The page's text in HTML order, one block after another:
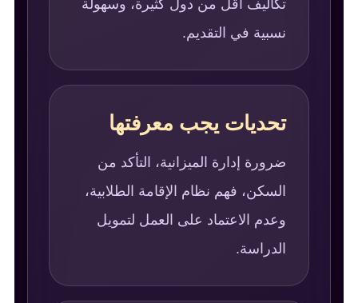
تكاليف أقل من دول كثيرة، وسهولة
نسبية في التقديم.
تحديات يجب معرفتها
ضرورة إدارة الميزانية، التأكد من
السكن، فهم نظام الإقامة الطلابية،
وعدم الاعتماد على العمل لتمويل
الدراسة.